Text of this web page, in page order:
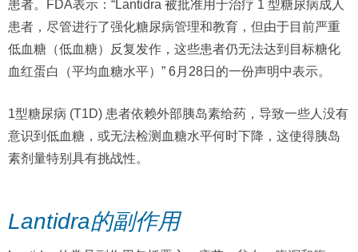
患者。FDA表示：“Lantidra 被批准用于治疗 1 型糖尿病成人
患者，尽管进行了强化糖尿病管理和教育，但由于目前严重
低血糖（低血糖）反复发作，这些患者仍无法达到目标糖化
血红蛋白（平均血糖水平）” 6月28日的一份声明中表示。
1型糖尿病 (T1D) 患者依赖外部胰岛素给药，导致一些人没有
意识到低血糖，或无法检测血糖水平何时下降，这使得胰岛
素剂量特别具有挑战性。
Lantidra的副作用